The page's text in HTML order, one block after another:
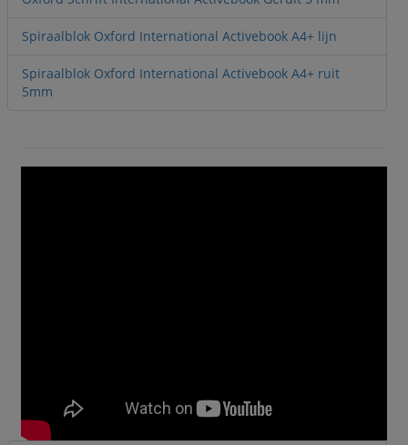
Spiraalblok Oxford International Activebook A4+ lijn
Spiraalblok Oxford International Activebook A4+ ruit
5mm